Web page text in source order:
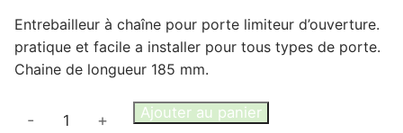
était :
37,45 €.
est :
29,86 €.
Entrebailleur à chaîne pour porte limiteur d’ouverture.
pratique et facile a installer pour tous types de porte.
Chaine de longueur 185 mm.
quantité
- + Ajouter au panier